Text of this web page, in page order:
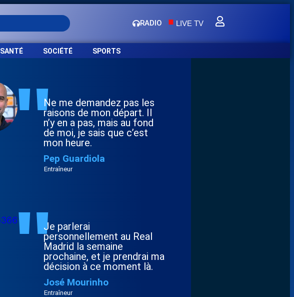
RADIO LIVE TV
SANTÉ SOCIÉTÉ SPORTS
"Ne me demandez pas les
raisons de mon départ. Il
n’y en a pas, mais au fond
de moi, je sais que c’est
mon heure.
Pep Guardiola
Entraîneur
"Je parlerai
personnellement au Real
Madrid la semaine
prochaine, et je prendrai ma
décision à ce moment là.
José Mourinho
Entraîneur